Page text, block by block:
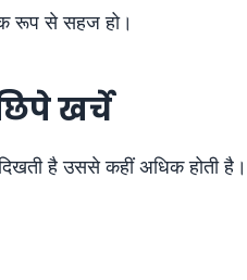
रूप से सहज हो।
खर्चे
है उससे कहीं अधिक होती है।